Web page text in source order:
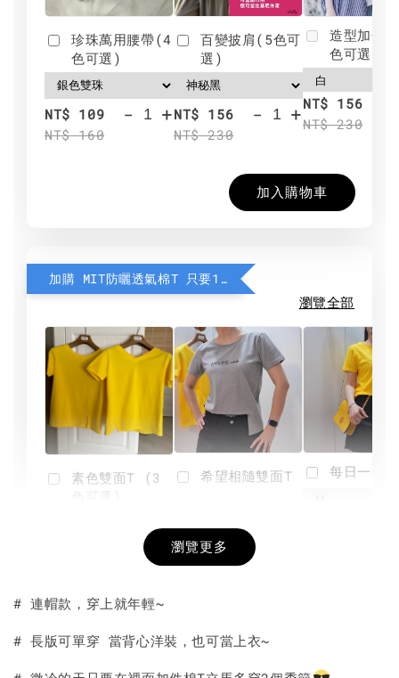
珍珠萬用腰帶(4
色可選)
NT$ 109
NT$ 160
- +
百變披肩(5色可
選)
NT$ 156
NT$ 230
- +
造型加分
色可選)
NT$ 156
NT$ 230
加入購物車
加購 MIT防曬透氣棉T 只要190元
瀏覽全部
素色雙面T (3
+
希望相隨雙面T
NT$ 190
-
每日一笑
瀏覽更多
# 連帽款，穿上就年輕~
# 長版可單穿 當背心洋裝，也可當上衣~